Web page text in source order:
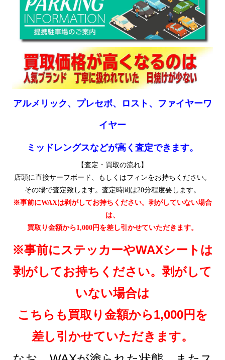
アルメリック、プレセボ、ロスト、ファイヤーワ
イヤー
ミッドレングスなどが高く査定できます。
【査定・買取の流れ】
店頭に直接サーフボード、もしくはフィンをお持ちください。
その場で査定致します。査定時間は20分程度要します。
※事前にWAXは剥がしてお持ちください。剥がしていない場合
は、
買取り金額から1,000円を差し引かせていただきます。
※事前にステッカーやWAXシートは
剥がしてお持ちください。剥がして
いない場合は
こちらも買取り金額から1,000円を
差し引かせていただきます。